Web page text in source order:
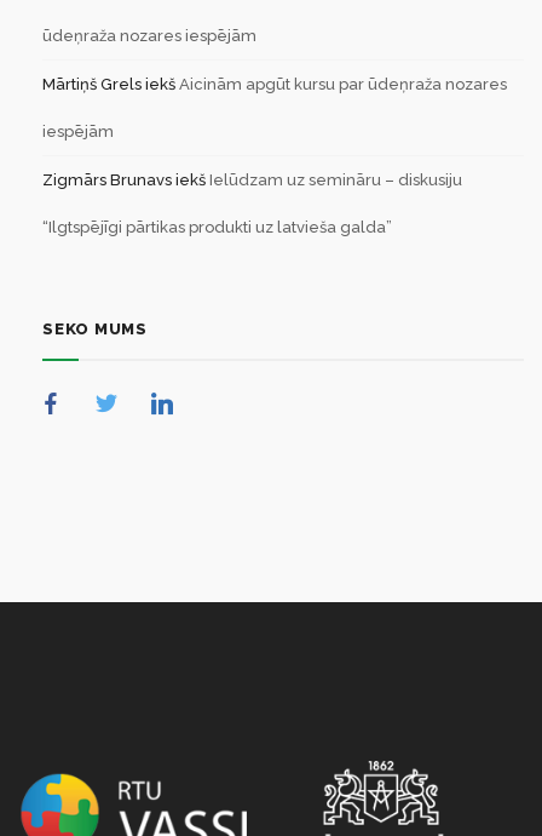
ūdeņraža nozares iespējām
Mārtiņš Grels iekš Aicinām apgūt kursu par ūdeņraža nozares
iespējām
Zigmārs Brunavs iekš Ielūdzam uz semināru – diskusiju
“Ilgtspējīgi pārtikas produkti uz latvieša galda”
SEKO MUMS